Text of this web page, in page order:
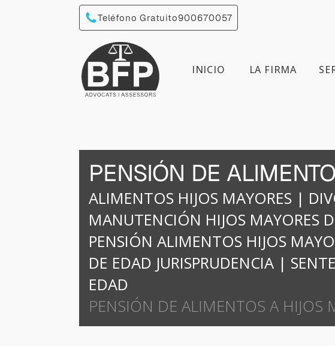
Teléfono Gratuito900670057
INICIO LA FIRMA
PENSIÓN DE
ALIMENTOS HIJOS MAYORES |
MANUTENCIÓN HIJOS MAYORES
PENSIÓN ALIMENTOS HIJOS
DE EDAD JURISPRUDENCIA |
EDAD
PENSIÓN DE ALIMENTOS A HIJOS